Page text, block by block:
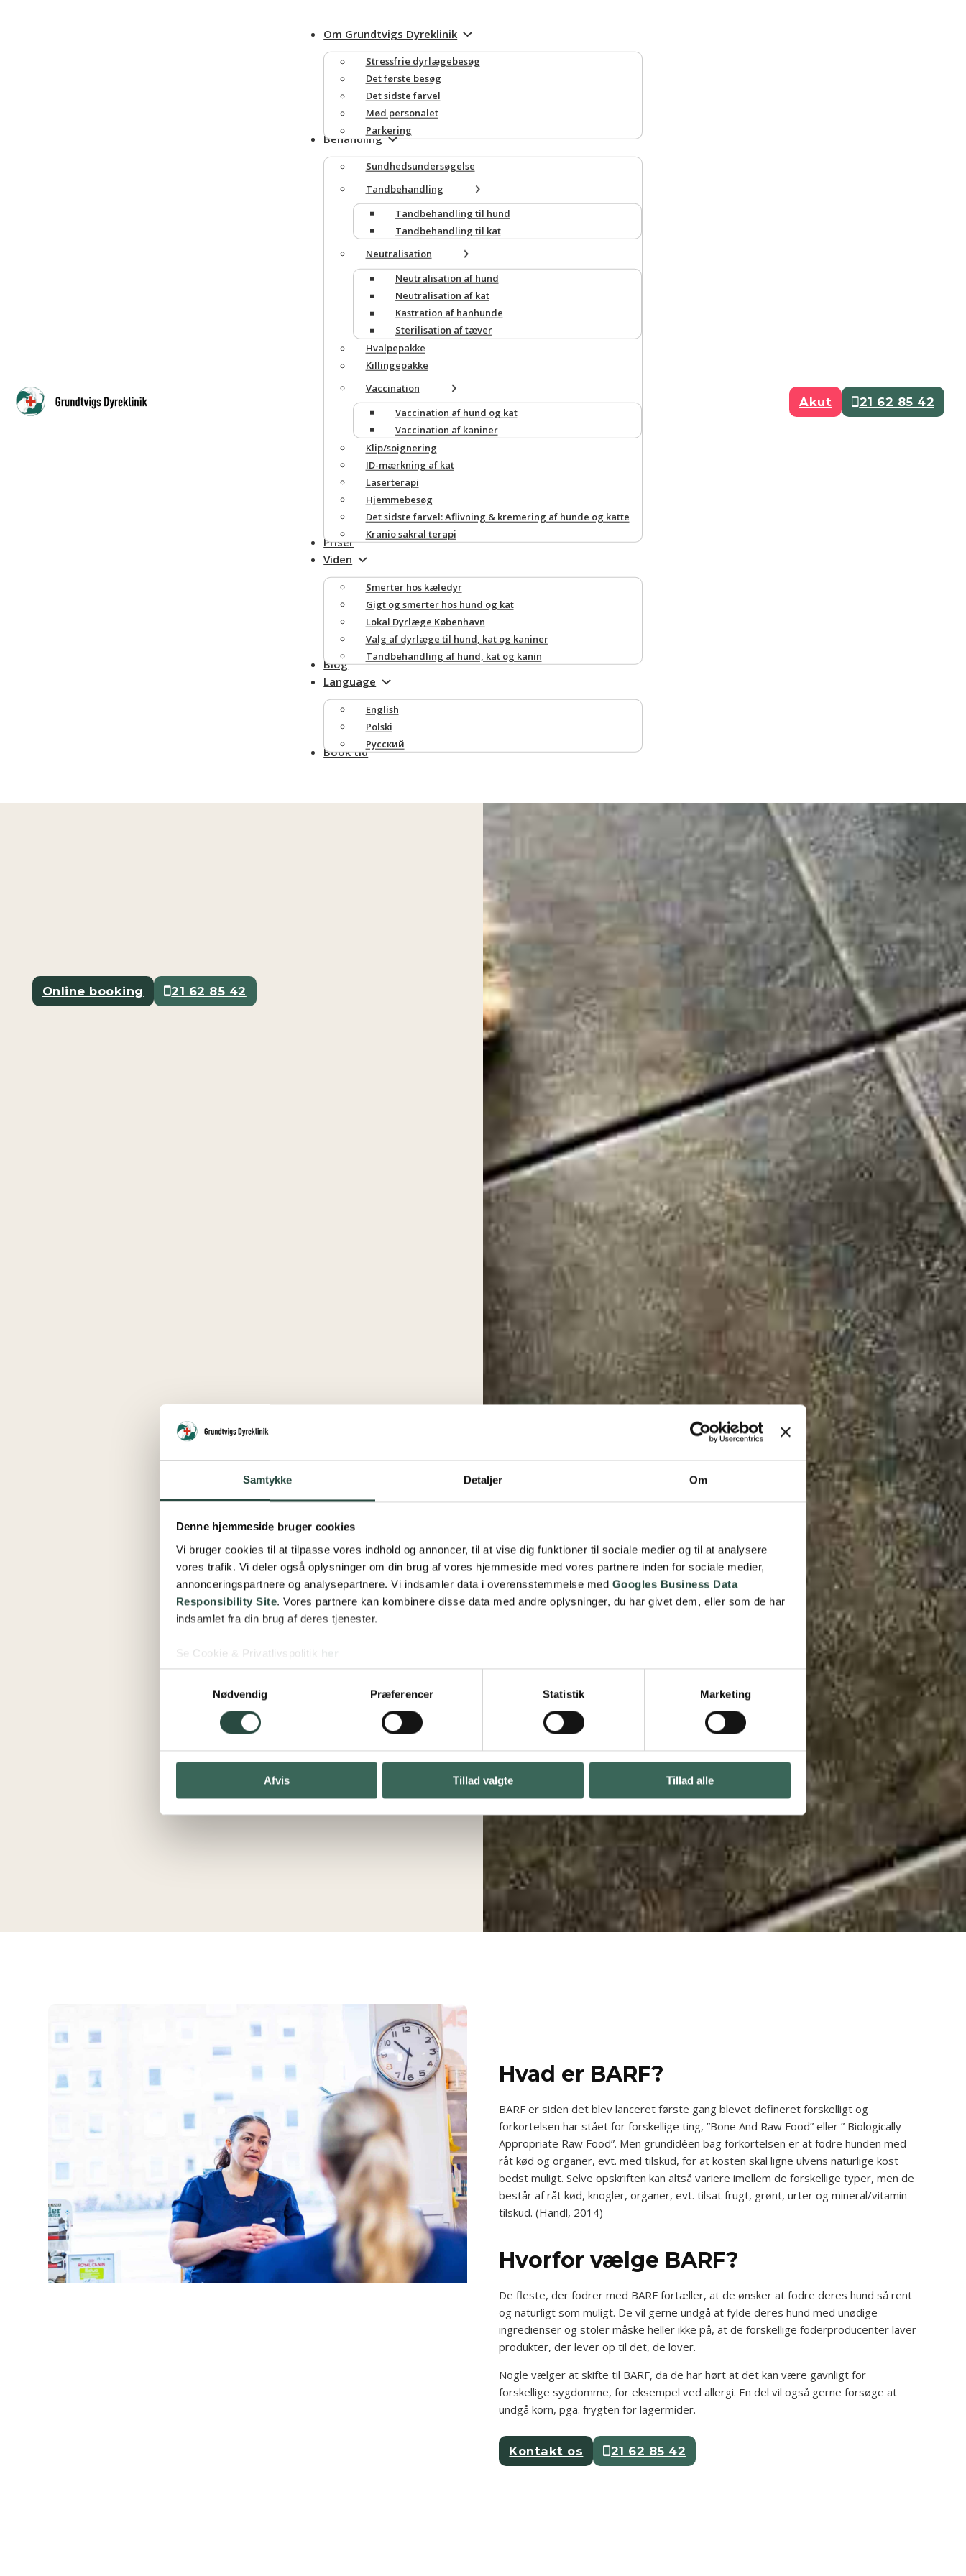
Samtykke Detaljer Om
Denne hjemmeside bruger cookies
Vi bruger cookies til at tilpasse vores indhold og annoncer, til at vise dig funktioner til sociale medier og til at analysere
vores trafik. Vi deler også oplysninger om din brug af vores hjemmeside med vores partnere inden for sociale medier,
annonceringspartnere og analysepartnere. Vi indsamler data i overensstemmelse med Googles Business Data
Responsibility Site. Vores partnere kan kombinere disse data med andre oplysninger, du har givet dem, eller som de har
indsamlet fra din brug af deres tjenester.
Se Cookie & Privatlivspolitik her
Nødvendig
Præferencer Statistik Marketing
Afvis Tillad valgte Tillad alle
Om Grundtvigs Dyreklinik
Stressfrie dyrlægebesøg
Det første besøg
Det sidste farvel
Mød personalet
Parkering
Behandling
Sundheds­undersøgelse
Tandbehandling
Tandbehandling til hund
Tandbehandling til kat
Neutralisation
Neutralisation af hund
Neutralisation af kat
Kastration af hanhunde
Sterilisation af tæver
Hvalpepakke
Killingepakke
Vaccination
Vaccination af hund og kat
Vaccination af kaniner
Klip/soignering
ID-mærkning af kat
Laserterapi
Hjemmebesøg
Det sidste farvel: Aflivning & kremering af hunde og katte
Kranio sakral terapi
Priser
Viden
Smerter hos kæledyr
Gigt og smerter hos hund og kat
Lokal Dyrlæge København
Valg af dyrlæge til hund, kat og kaniner
Tandbehandling af hund, kat og kanin
Blog
Language
English
Polski
Русский
Book tid
Akut 21 62 85 42
Online booking 21 62 85 42
Hvad er BARF?
BARF er siden det blev lanceret første gang blevet defineret forskelligt og
forkortelsen har stået for forskellige ting, ”Bone And Raw Food” eller ” Biologically
Appropriate Raw Food”. Men grundidéen bag forkortelsen er at fodre hunden med
råt kød og organer, evt. med tilskud, for at kosten skal ligne ulvens naturlige kost
bedst muligt. Selve opskriften kan altså variere imellem de forskellige typer, men de
består af råt kød, knogler, organer, evt. tilsat frugt, grønt, urter og mineral/vitamin-
tilskud. (Handl, 2014)
Hvorfor vælge BARF?
De fleste, der fodrer med BARF fortæller, at de ønsker at fodre deres hund så rent
og naturligt som muligt. De vil gerne undgå at fylde deres hund med unødige
ingredienser og stoler måske heller ikke på, at de forskellige foderproducenter laver
produkter, der lever op til det, de lover.
Nogle vælger at skifte til BARF, da de har hørt at det kan være gavnligt for
forskellige sygdomme, for eksempel ved allergi. En del vil også gerne forsøge at
undgå korn, pga. frygten for lagermider.
Kontakt os 21 62 85 42